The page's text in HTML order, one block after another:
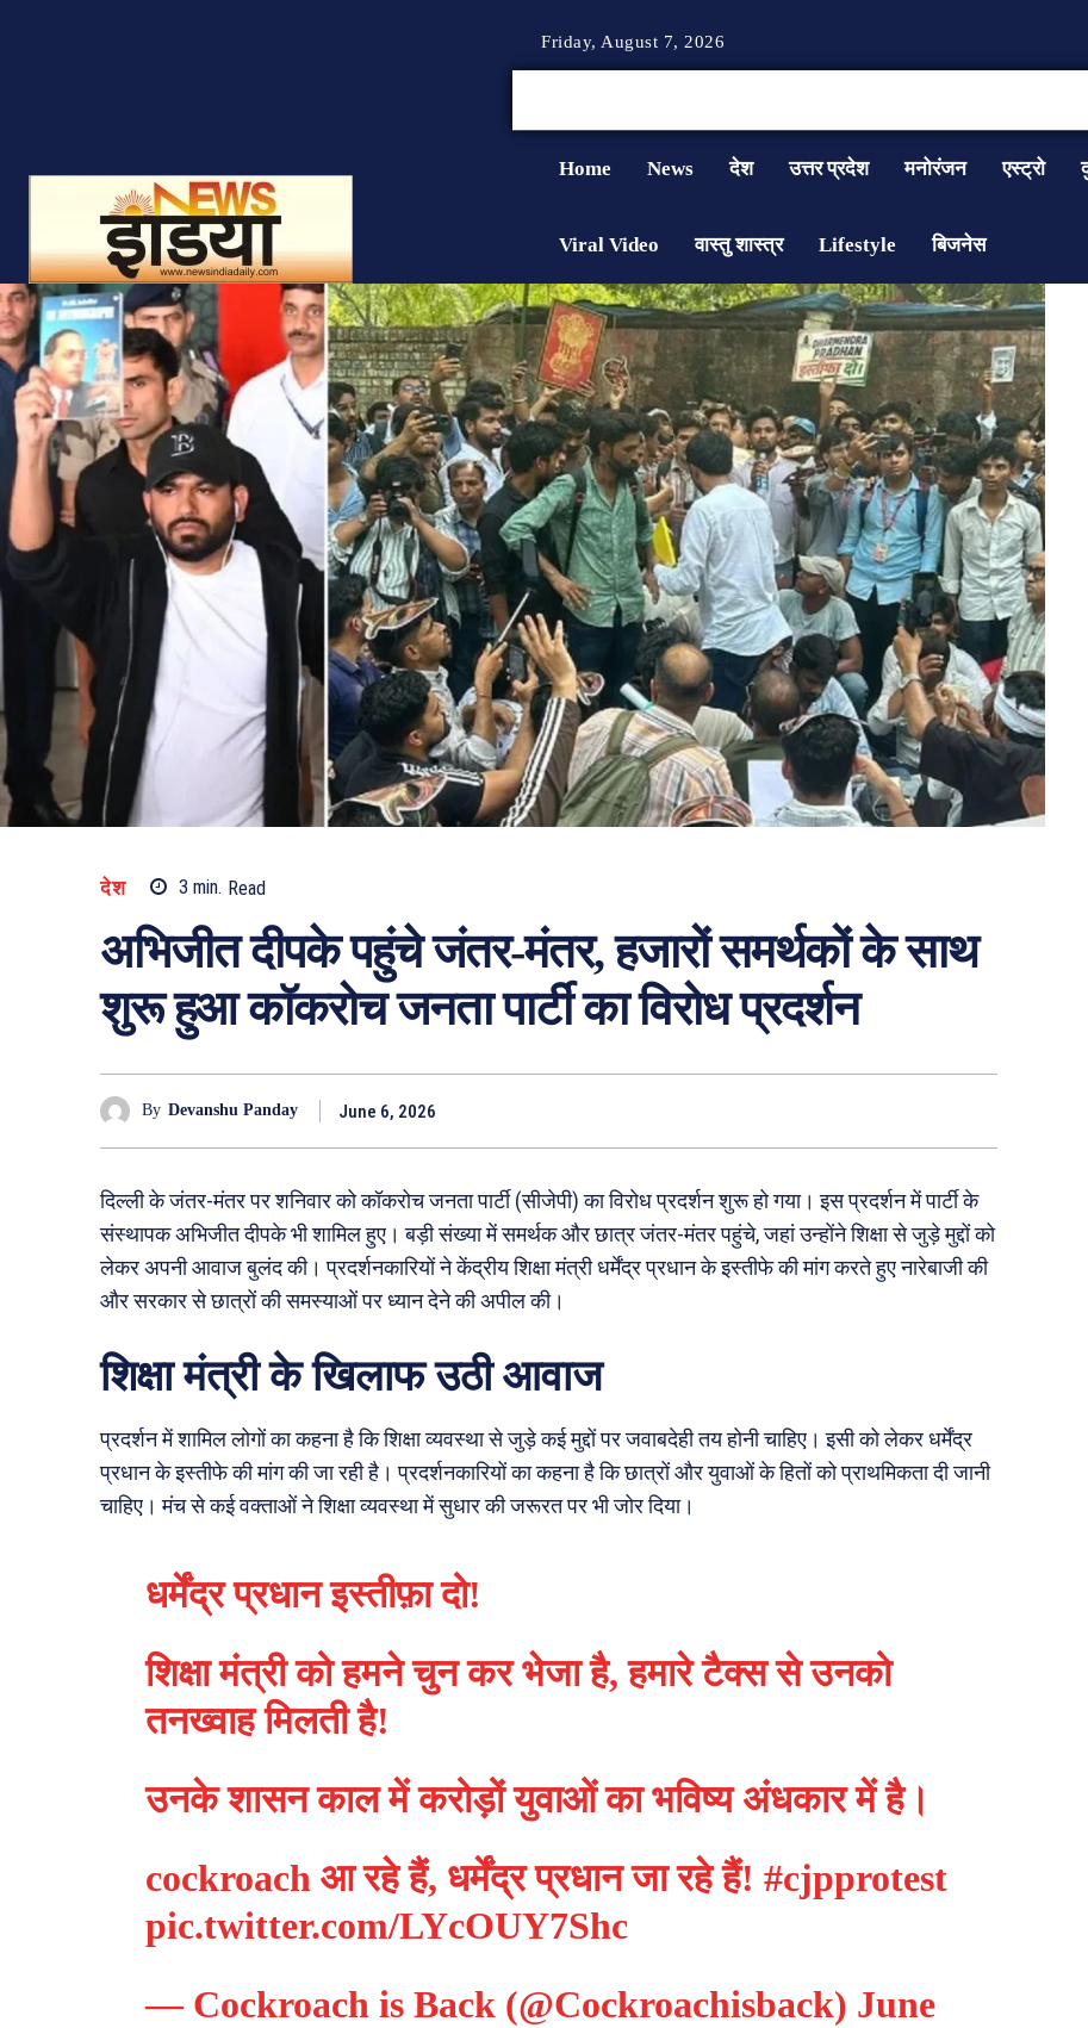
Friday, August 7, 2026
Home News देश उत्तर प्रदेश मनोरंजन एस्ट्रो
Viral Video वास्तु शास्त्र Lifestyle बिजनेस
देश 3 min. Read
अभिजीत दीपके पहुंचे जंतर-मंतर, हजारों समर्थकों के साथ
शुरू हुआ कॉकरोच जनता पार्टी का विरोध प्रदर्शन
By Devanshu Panday June 6, 2026
दिल्ली के जंतर-मंतर पर शनिवार को कॉकरोच जनता पार्टी (सीजेपी) का विरोध प्रदर्शन शुरू हो गया। इस प्रदर्शन में पार्टी के
संस्थापक अभिजीत दीपके भी शामिल हुए। बड़ी संख्या में समर्थक और छात्र जंतर-मंतर पहुंचे, जहां उन्होंने शिक्षा से जुड़े मुद्दों को
लेकर अपनी आवाज बुलंद की। प्रदर्शनकारियों ने केंद्रीय शिक्षा मंत्री धर्मेंद्र प्रधान के इस्तीफे की मांग करते हुए नारेबाजी की
और सरकार से छात्रों की समस्याओं पर ध्यान देने की अपील की।
शिक्षा मंत्री के खिलाफ उठी आवाज
प्रदर्शन में शामिल लोगों का कहना है कि शिक्षा व्यवस्था से जुड़े कई मुद्दों पर जवाबदेही तय होनी चाहिए। इसी को लेकर धर्मेंद्र
प्रधान के इस्तीफे की मांग की जा रही है। प्रदर्शनकारियों का कहना है कि छात्रों और युवाओं के हितों को प्राथमिकता दी जानी
चाहिए। मंच से कई वक्ताओं ने शिक्षा व्यवस्था में सुधार की जरूरत पर भी जोर दिया।
धर्मेंद्र प्रधान इस्तीफ़ा दो!
शिक्षा मंत्री को हमने चुन कर भेजा है, हमारे टैक्स से उनको
तनख्वाह मिलती है!
उनके शासन काल में करोड़ों युवाओं का भविष्य अंधकार में है।
cockroach आ रहे हैं, धर्मेंद्र प्रधान जा रहे हैं! #cjpprotest
pic.twitter.com/LYcOUY7Shc
— Cockroach is Back (@Cockroachisback) June